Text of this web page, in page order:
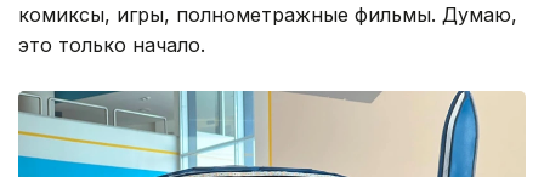
комиксы, игры, полнометражные фильмы. Думаю,
это только начало.